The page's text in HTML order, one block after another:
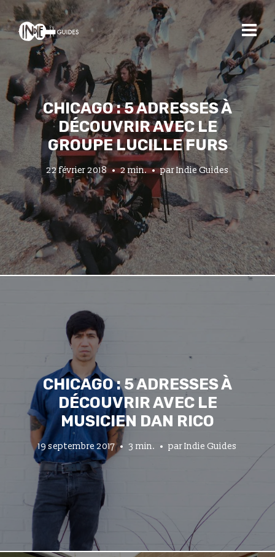
CHICAGO : 5 ADRESSES À
DÉCOUVRIR AVEC LE
GROUPE LUCILLE FURS
22 février 2018 2 min. parIndie Guides
CHICAGO : 5 ADRESSES À
DÉCOUVRIR AVEC LE
MUSICIEN DAN RICO
19 septembre 2017 3 min. parIndie Guides